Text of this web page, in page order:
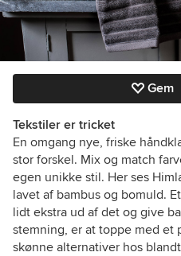
Gem
Tekstiler er tricket
En omgang nye, friske
stor forskel. Mix og match
egen unikke stil. Her ses
lavet af bambus og bomuld.
lidt ekstra ud af det og give
stemning, er at toppe med et
skønne alternativer hos